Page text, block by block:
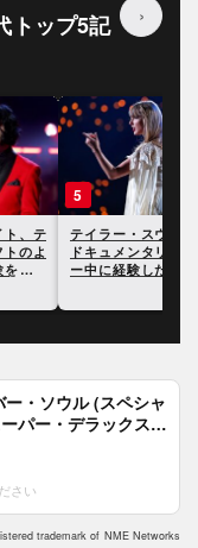
トップ5記
›
5
イラー・スウィフト、
キュメンタリーでツア
中に経験した二度の破
ー・ソウル (スペシャ
パー・デラックス)
特典:B2ポスター付)
さい
trademark of NME Networks